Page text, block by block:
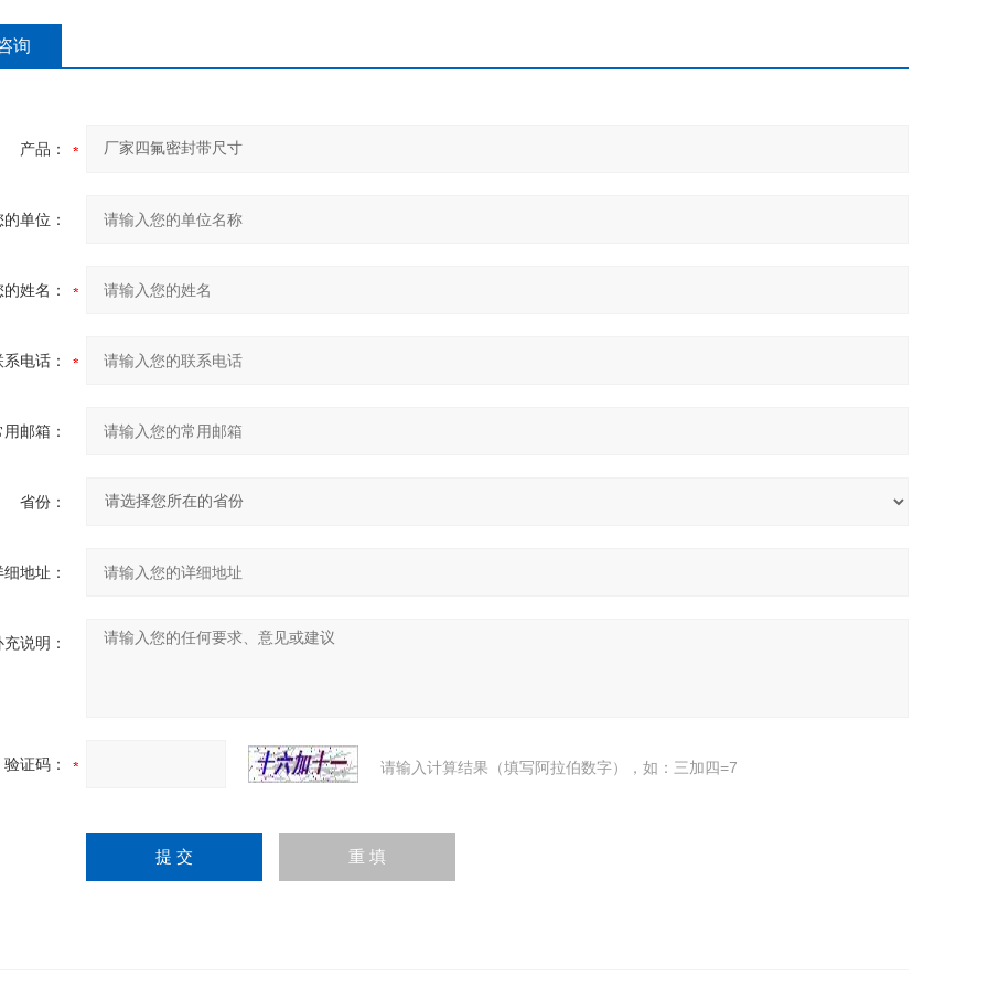
询
产品：
的单位：
的姓名：
系电话：
用邮箱：
省份：
细地址：
充说明：
验证码： 请输入计算结果（填写阿拉伯数字），如：三加四=7